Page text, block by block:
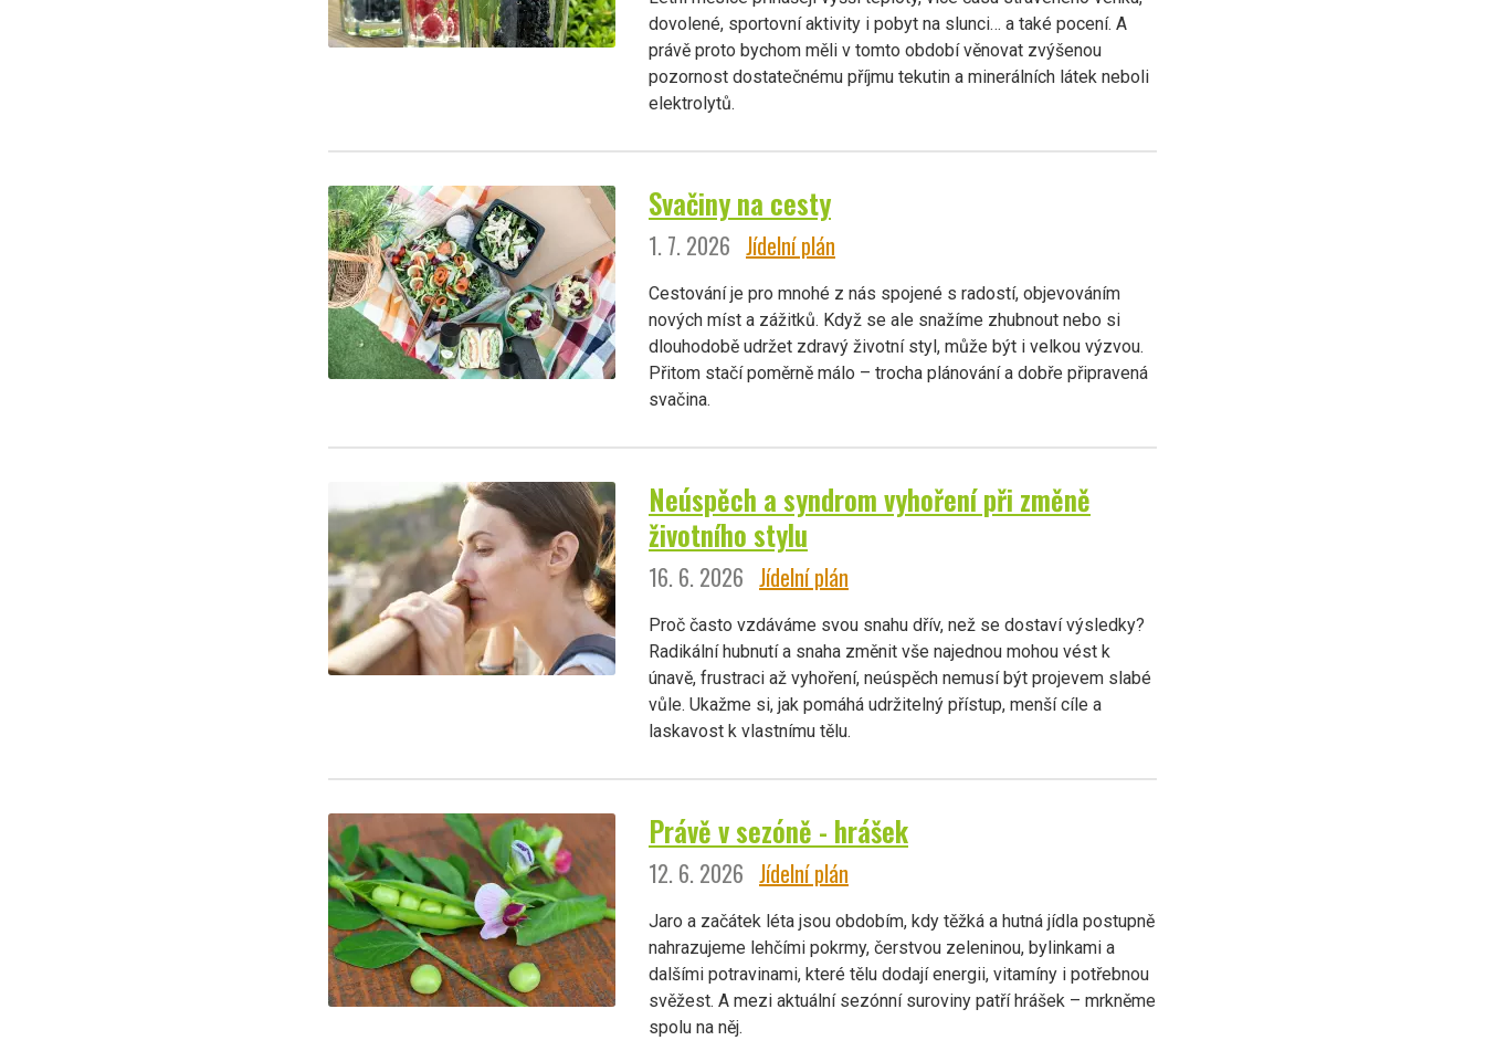
dovolené, sportovní aktivity i pobyt na slunci… a také pocení. A
právě proto bychom měli v tomto období věnovat zvýšenou
pozornost dostatečnému příjmu tekutin a minerálních látek neboli
elektrolytů.
Svačiny na cesty
1. 7. 2026 Jídelní plán
Cestování je pro mnohé z nás spojené s radostí, objevováním
nových míst a zážitků. Když se ale snažíme zhubnout nebo si
dlouhodobě udržet zdravý životní styl, může být i velkou výzvou.
Přitom stačí poměrně málo – trocha plánování a dobře připravená
svačina.
Neúspěch a syndrom vyhoření při změně
životního stylu
16. 6. 2026 Jídelní plán
Proč často vzdáváme svou snahu dřív, než se dostaví výsledky?
Radikální hubnutí a snaha změnit vše najednou mohou vést k
únavě, frustraci až vyhoření, neúspěch nemusí být projevem slabé
vůle. Ukažme si, jak pomáhá udržitelný přístup, menší cíle a
laskavost k vlastnímu tělu.
Právě v sezóně - hrášek
12. 6. 2026 Jídelní plán
Jaro a začátek léta jsou obdobím, kdy těžká a hutná jídla postupně
nahrazujeme lehčími pokrmy, čerstvou zeleninou, bylinkami a
dalšími potravinami, které tělu dodají energii, vitamíny i potřebnou
svěžest. A mezi aktuální sezónní suroviny patří hrášek – mrkněme
spolu na něj.